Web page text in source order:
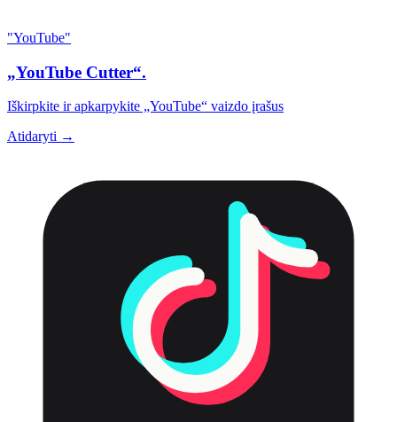
"YouTube"
„YouTube Cutter“.
Iškirpkite ir apkarpykite „YouTube“ vaizdo įrašus
Atidaryti →